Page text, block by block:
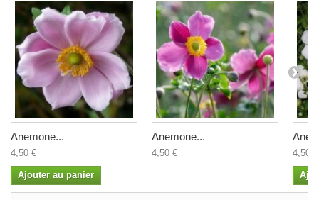
Anemone...
4,50 €
Ajouter au panier
Anemone...
4,50 € 4,50 €